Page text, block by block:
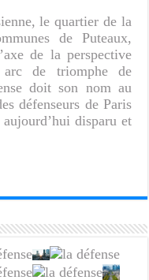
le quartier de la
de Puteaux,
de la perspective
arc de triomphe de
doit son nom au
défenseurs de Paris
disparu et